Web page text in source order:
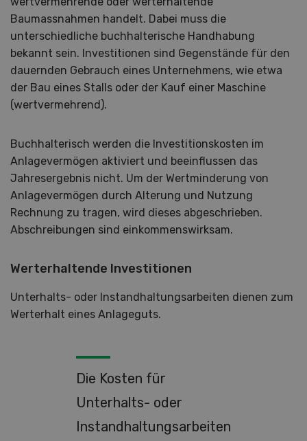
Baumassnahmen handelt. Dabei muss die
unterschiedliche buchhalterische Handhabung
bekannt sein. Investitionen sind Gegenstände für den
dauernden Gebrauch eines Unternehmens, wie etwa
der Bau eines Stalls oder der Kauf einer Maschine
(wertvermehrend).
Buchhalterisch werden die Investitionskosten im
Anlagevermögen aktiviert und beeinflussen das
Jahresergebnis nicht. Um der Wertminderung von
Anlagevermögen durch Alterung und Nutzung
Rechnung zu tragen, wird dieses abgeschrieben.
Abschreibungen sind einkommenswirksam.
Werterhaltende Investitionen
Unterhalts- oder Instandhaltungsarbeiten dienen zum
Werterhalt eines Anlageguts.
Die Kosten für
Unterhalts- oder
Instandhaltungsarbeiten